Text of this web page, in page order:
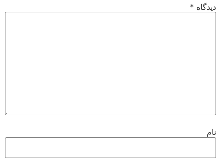
دیدگاه *
نام